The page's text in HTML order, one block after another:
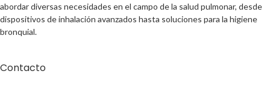
abordar diversas necesidades en el campo de la salud pulmonar, desde
dispositivos de inhalación avanzados hasta soluciones para la higiene
bronquial.
Contacto